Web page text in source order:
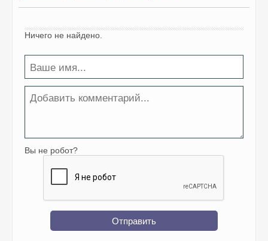
Ничего не найдено.
Вы не робот?
Отправить